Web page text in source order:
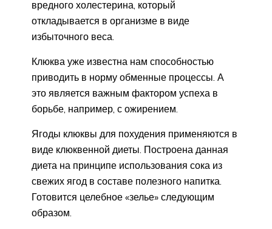
вредного холестерина, который
откладывается в организме в виде
избыточного веса.
Клюква уже известна нам способностью
приводить в норму обменные процессы. А
это является важным фактором успеха в
борьбе, например, с ожирением.
Ягоды клюквы для похудения применяются в
виде клюквенной диеты. Построена данная
диета на принципе использования сока из
свежих ягод в составе полезного напитка.
Готовится целебное «зелье» следующим
образом.